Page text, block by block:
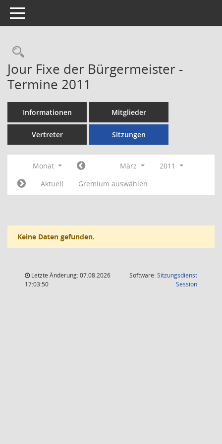
Toggle navigation
Rechercheauswahl
Jour Fixe der Bürgermeister -
Termine 2011
Informationen Mitglieder
Vertreter Sitzungen
Monat März
2011
Aktuell
Gremium auswählen
Keine Daten gefunden.
Letzte Änderung: 07.08.2026
17:03:50
Software:Sitzungsdienst
Session(Wird in